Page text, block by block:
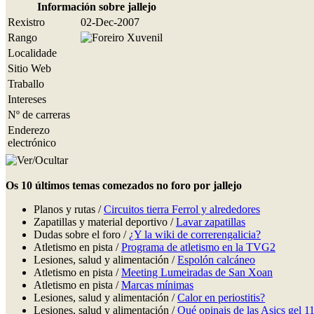
Información sobre jallejo
Rexistro
02-Dec-2007
Rango
Localidade
Sitio Web
Traballo
Intereses
Nº de carreras
Enderezo
electrónico
Os 10 últimos temas comezados no foro por jallejo
Planos y rutas /Circuitos tierra Ferrol y alrededores
Zapatillas y material deportivo /Lavar zapatillas
Dudas sobre el foro / ¿Y la wiki de correrengalicia?
Atletismo en pista /Programa de atletismo en la TVG2
Lesiones, salud y alimentación /Espolón calcáneo
Atletismo en pista /Meeting Lumeiradas de San Xoan
Atletismo en pista /Marcas mínimas
Lesiones, salud y alimentación /Calor en periostitis?
Lesiones, salud y alimentación /Qué opinais de las Asics gel